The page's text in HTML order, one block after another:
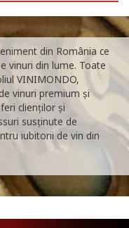
din România ce
vinuri din lume. Toate
VINIMONDO,
vinuri premium și
clienților și
susținute de
iubitorii de vin din